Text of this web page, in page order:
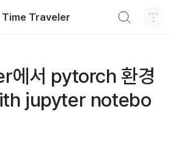
Time Traveler
에서 pytorch 환경
jupyter notebo